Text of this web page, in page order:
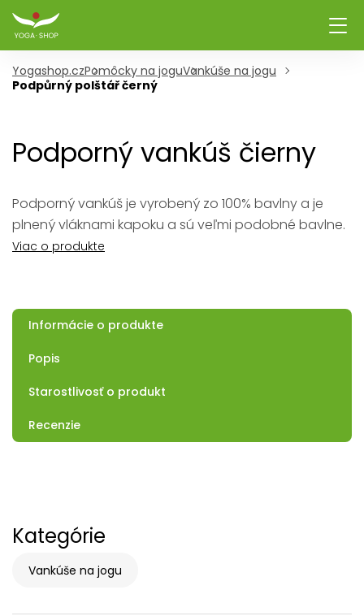
Yogashop.czPomôcky na joguVankúše na jogu
Podpůrný polštář černý
Podporný vankúš čierny
Podporný vankúš je vyrobený zo 100% bavlny a je
plnený vláknami kapoku a sú veľmi podobné bavlne.
Viac o produkte
Informácie o produkte
Popis
Starostlivosť o produkt
Recenzie
Kategórie
Vankúše na jogu